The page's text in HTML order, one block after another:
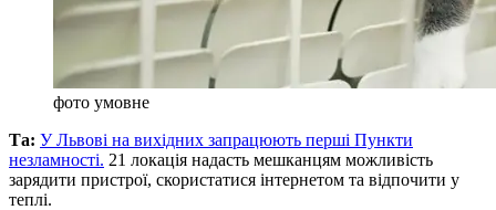
фото умовне
Та: У Львові на вихідних запрацюють перші Пункти
незламності. 21 локація надасть мешканцям можливість
зарядити пристрої, скористатися інтернетом та відпочити у
теплі.